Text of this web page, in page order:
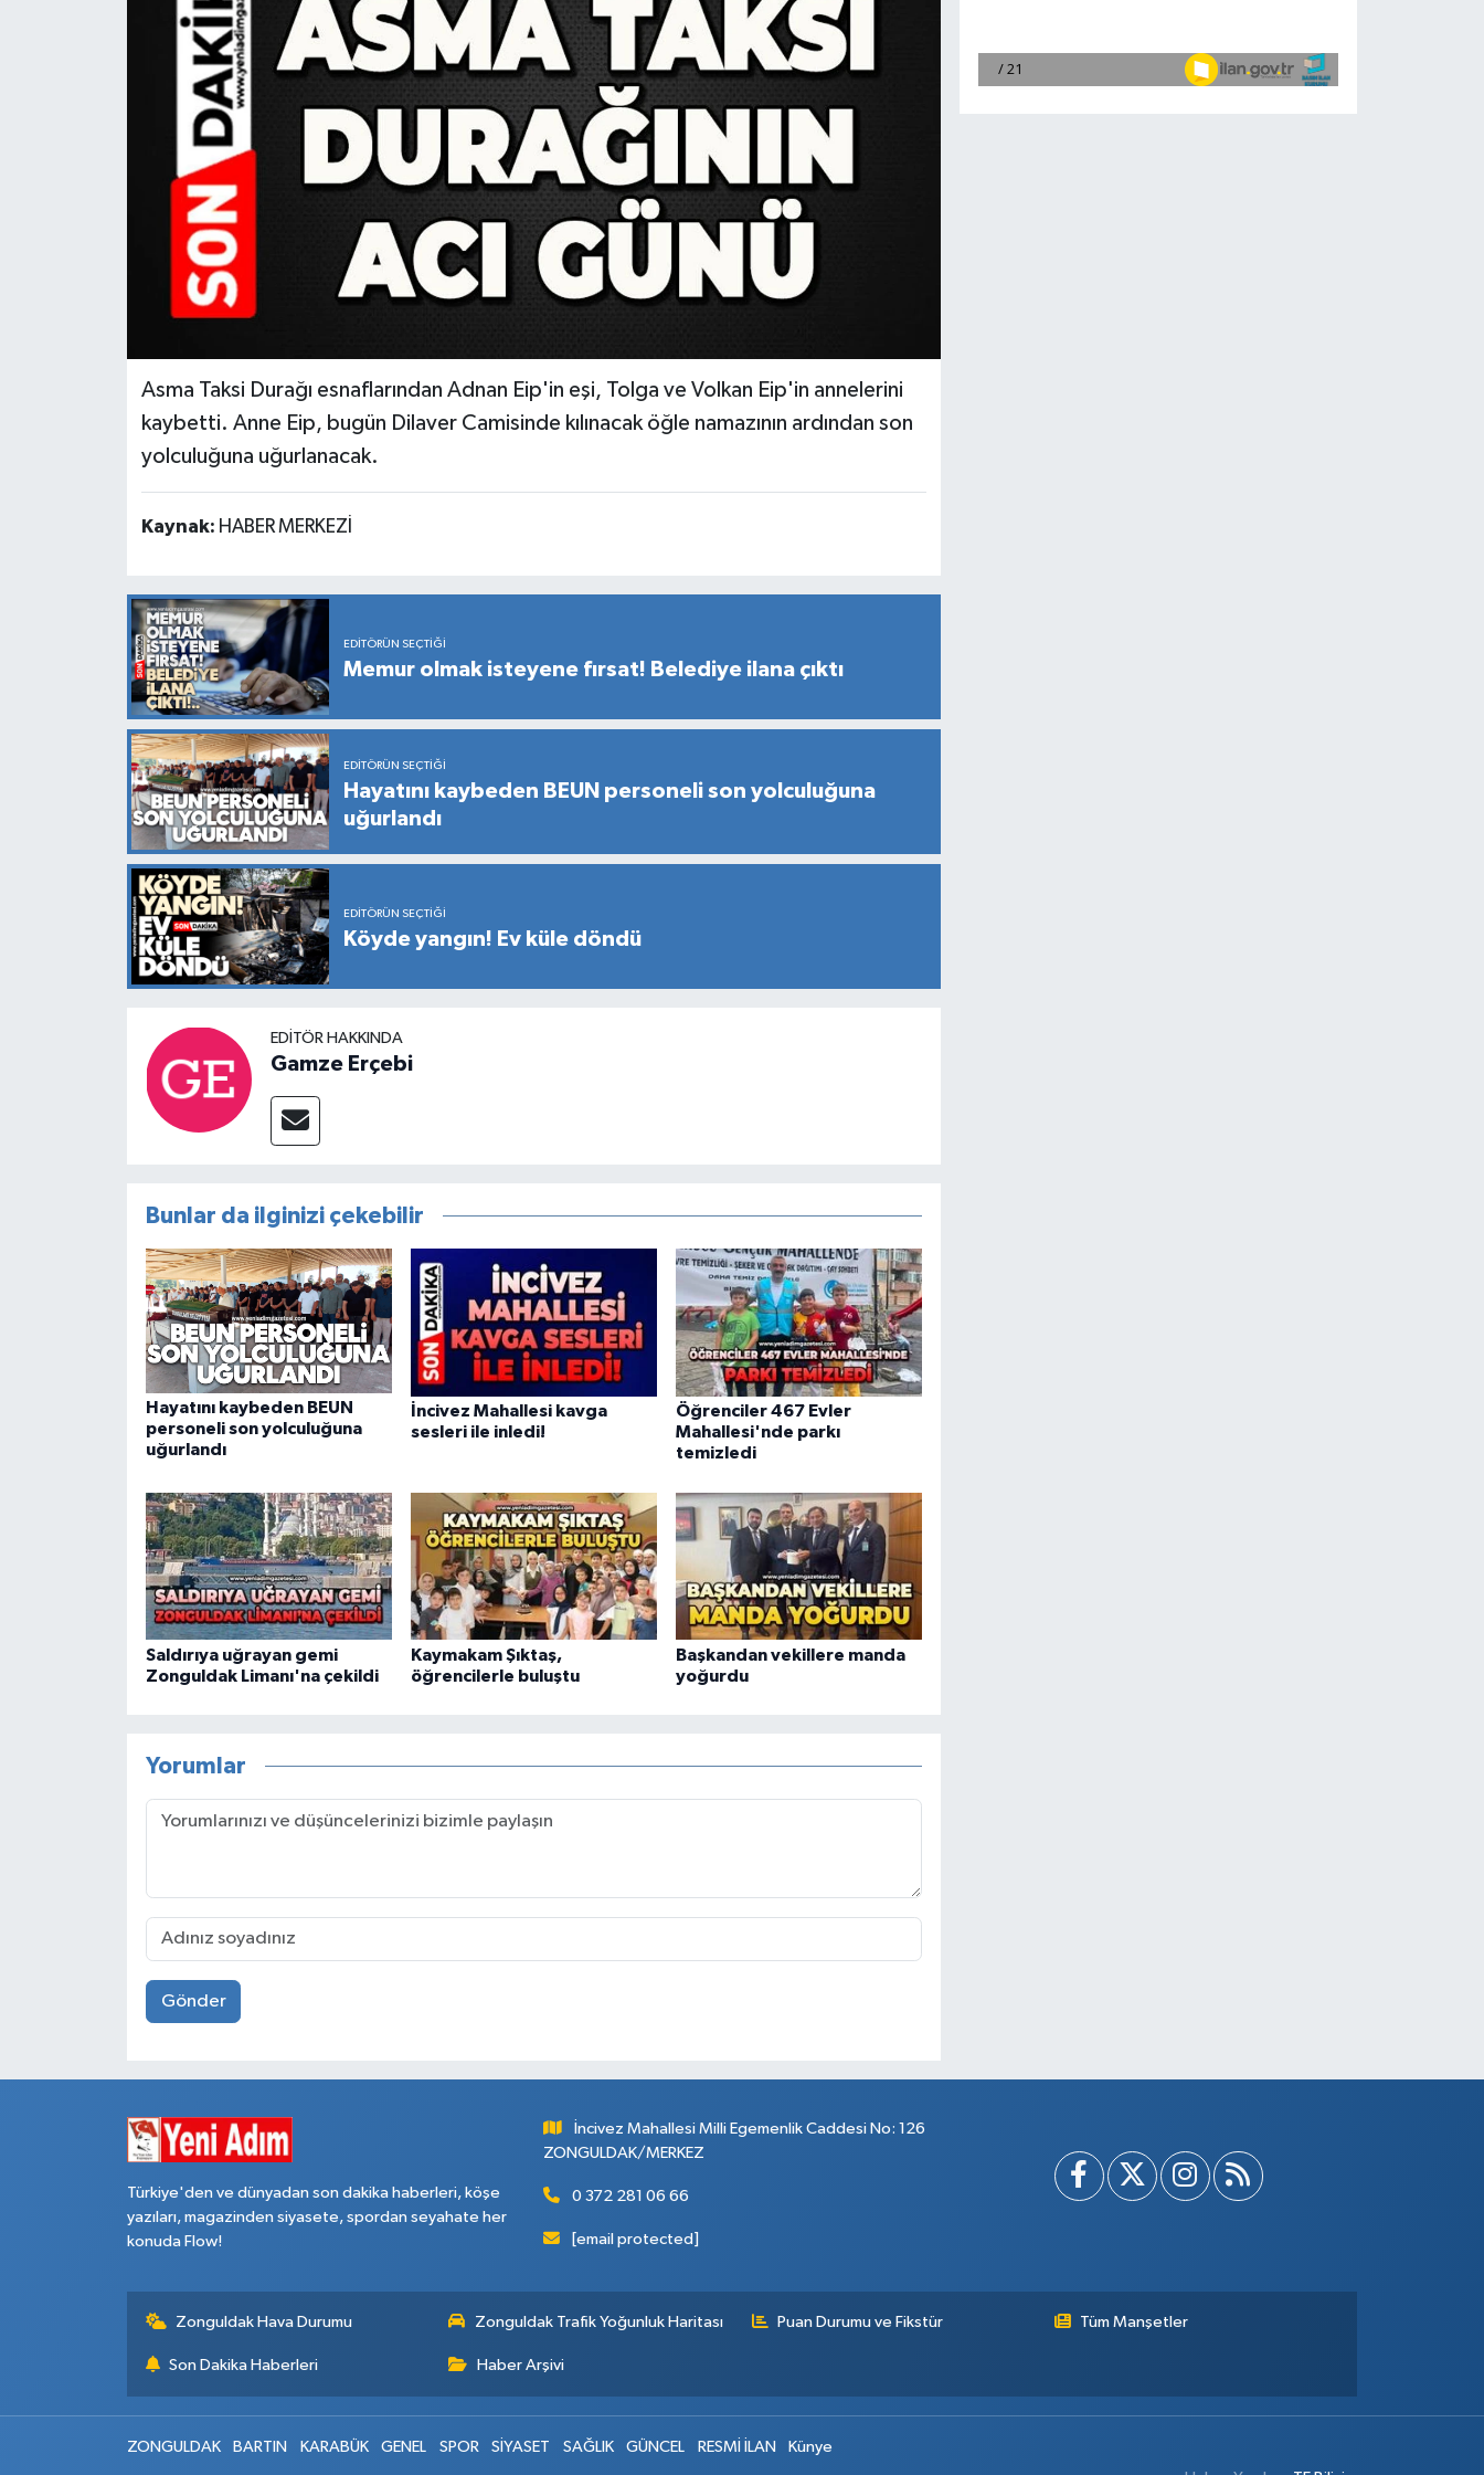
Asma Taksi Durağı esnaflarından Adnan Eip'in eşi, Tolga ve Volkan Eip'in annelerini
kaybetti. Anne Eip, bugün Dilaver Camisinde kılınacak öğle namazının ardından son
yolculuğuna uğurlanacak.
Kaynak: HABER MERKEZİ
EDITÖRÜN SEÇTIĞI
Memur olmak isteyene fırsat! Belediye ilana çıktı
EDITÖRÜN SEÇTIĞI
Hayatını kaybeden BEUN personeli son yolculuğuna
uğurlandı
EDITÖRÜN SEÇTIĞI
Köyde yangın! Ev küle döndü
EDITÖR HAKKINDA
Gamze Erçebi
Bunlar da ilginizi çekebilir
Hayatını kaybeden BEUN
personeli son yolculuğuna
uğurlandı
İncivez Mahallesi kavga
sesleri ile inledi!
Öğrenciler 467 Evler
Mahallesi'nde parkı
temizledi
Saldırıya uğrayan gemi
Zonguldak Limanı'na çekildi
Kaymakam Şıktaş,
öğrencilerle buluştu
Başkandan vekillere manda
yoğurdu
Yorumlar
Gönder
Türkiye'den ve dünyadan son dakika haberleri, köşe
yazıları, magazinden siyasete, spordan seyahate her
konuda Flow!
İncivez Mahallesi Milli Egemenlik Caddesi No: 126
ZONGULDAK/MERKEZ
0 372 281 06 66
[email protected]
Zonguldak Hava Durumu Zonguldak Trafik Yoğunluk Haritası Puan Durumu ve Fikstür Tüm Manşetler
Son Dakika Haberleri Haber Arşivi
ZONGULDAK BARTIN KARABÜK GENEL SPOR SİYASET SAĞLIK GÜNCEL RESMİ İLAN
Künye